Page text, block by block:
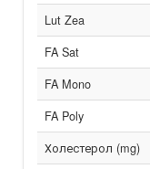
Lut Zea
FA Sat
FA Mono
FA Poly
Холестерол (mg)